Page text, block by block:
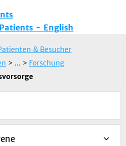
- English
& Besucher
> ... > Forschung